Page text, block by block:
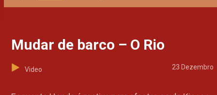
Mudar de barco – O Rio
Video 23 Dezembro